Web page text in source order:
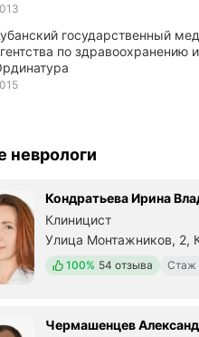
2013
по здравоохранению
Ординатура
2015
неврологи
Кондратьева Ирина
Клиницист
Улица Монтажников, 2,
Положительных отзывов
100% 54 отзыва Стаж
Чермашенцев